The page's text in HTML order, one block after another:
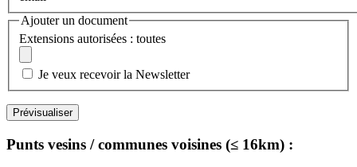
Ajouter un document
Extensions autorisées : toutes
Je veux recevoir la Newsletter
Punts vesins / communes voisines (≤ 16km) :